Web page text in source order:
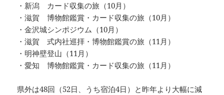
・新潟 カード収集の旅（10月）
・滋賀 博物館鑑賞・カード収集の旅（10月）
・金沢城シンポジウム（10月）
・滋賀 式内社巡拝・博物館鑑賞の旅（11月）
・明神壁登山（11月）
・愛知 博物館鑑賞・カード収集の旅（11月）
県外は48回（52日、うち宿泊4日）と昨年より大幅に減